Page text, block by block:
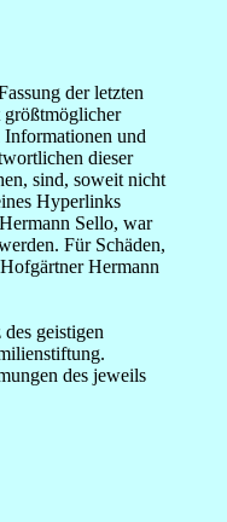
der letzten
größtmöglicher
und
dieser
sind, soweit nicht
Hyperlinks
Sello, war
Für Schäden,
Hermann
geistigen
des jeweils